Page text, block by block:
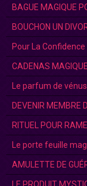
BAGUE MAGIQUE
BOUCHON UN
Pour La
CADENAS
Le parfum de
DEVENIR MEMBRE
RITUEL POUR
Le porte feuille
AMULETTE DE